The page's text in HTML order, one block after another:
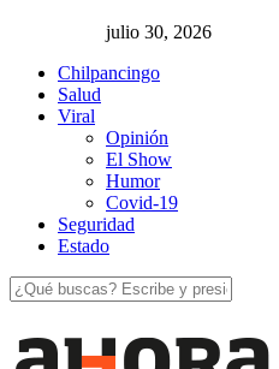
julio 30, 2026
Chilpancingo
Salud
Viral
Opinión
El Show
Humor
Covid-19
Seguridad
Estado